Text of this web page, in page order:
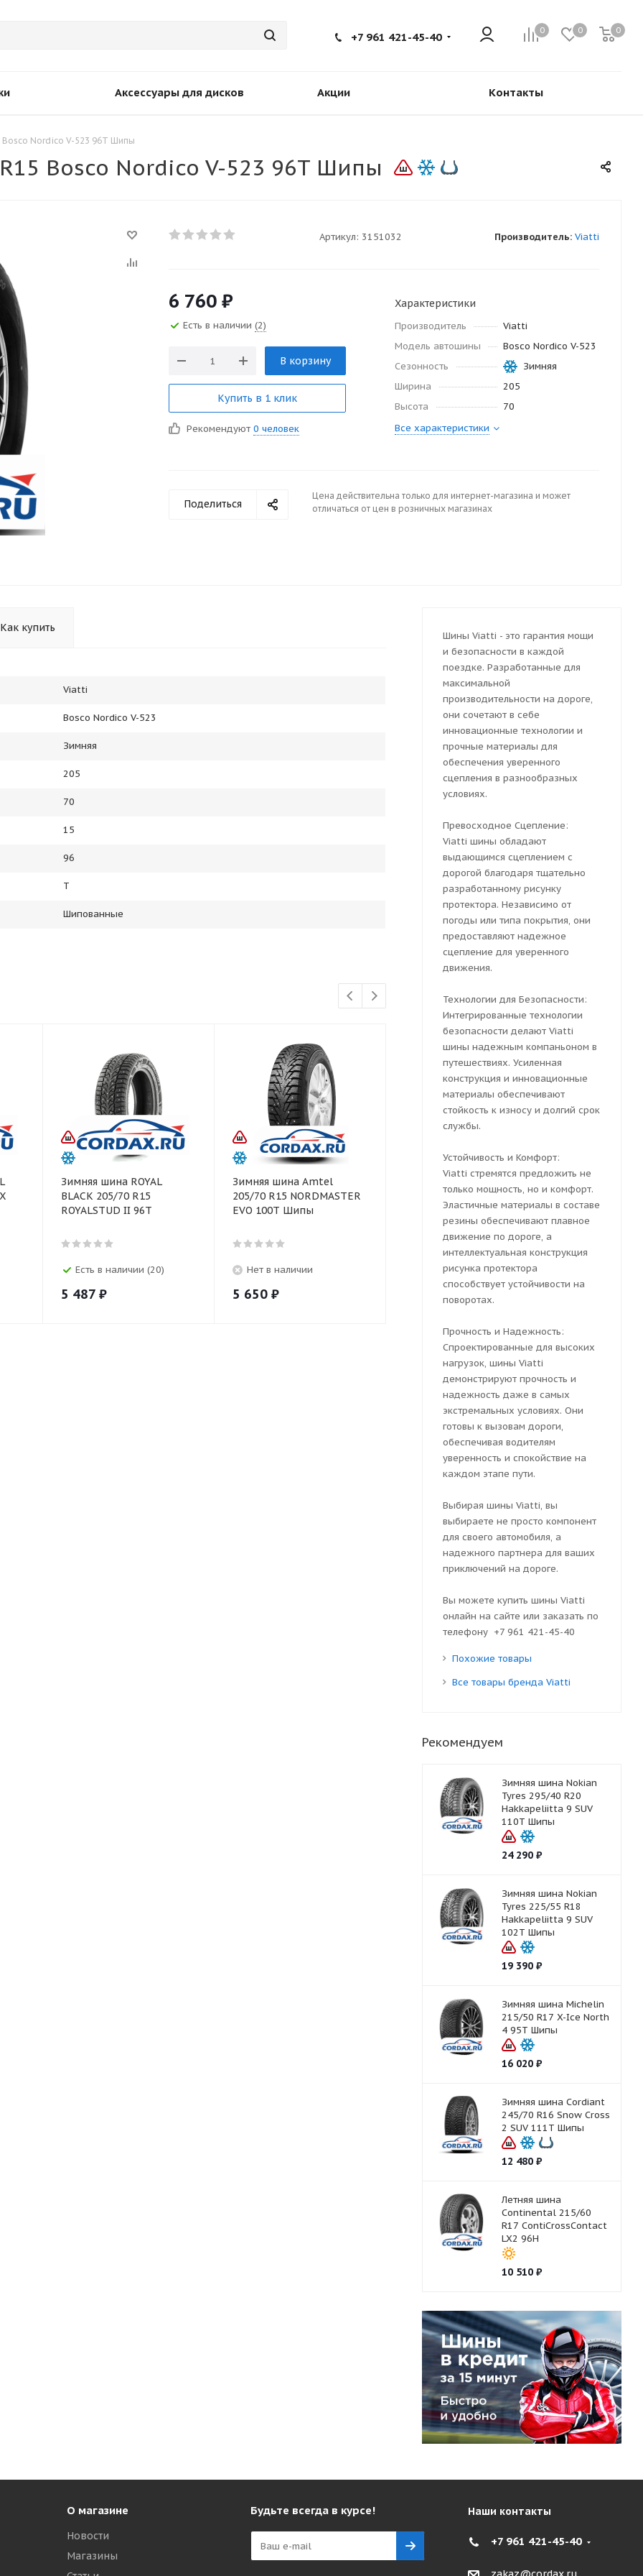
0 0 0
+7 961 421-45-40
Аксессуары для дисков Акции Контакты
Nordico V-523 96T Шипы
Bosco Nordico V-523 96T Шипы
Артикул: 3151032 Производитель: Viatti
6 760 ₽
Есть в наличии (2)
В корзину
Купить в 1 клик
Рекомендуют 0 человек
Характеристики
Производитель
Viatti
Модель автошины
Bosco Nordico V-523
Сезонность
Зимняя
Ширина
205
Высота
70
Все характеристики
Поделиться
Цена действительна только для интернет-магазина и может
отличаться от цен в розничных магазинах
Как купить
Viatti
Bosco Nordico V-523
Зимняя
205
70
15
96
T
Шипованные
Зимняя шина ROYAL
BLACK 205/70 R15
ROYALSTUD II 96T
Есть в наличии (20)
5 487 ₽
Зимняя шина Amtel
205/70 R15 NORDMASTER
EVO 100T Шипы
Нет в наличии
5 650 ₽
Зимняя шина CORDIANT
205/70 R15
SNOW_CROSS_2_SUV 100T
Есть в наличии (1)
₽
205/70 R15
Шины Viatti - это гарантия мощи
и безопасности в каждой
поездке. Разработанные для
максимальной
производительности на дороге,
они сочетают в себе
инновационные технологии и
прочные материалы для
обеспечения уверенного
сцепления в разнообразных
условиях.
Превосходное Сцепление:
Viatti шины обладают
выдающимся сцеплением с
дорогой благодаря тщательно
разработанному рисунку
протектора. Независимо от
погоды или типа покрытия, они
предоставляют надежное
сцепление для уверенного
движения.
Технологии для Безопасности:
Интегрированные технологии
безопасности делают Viatti
шины надежным компаньоном в
путешествиях. Усиленная
конструкция и инновационные
материалы обеспечивают
стойкость к износу и долгий срок
службы.
Устойчивость и Комфорт:
Viatti стремятся предложить не
только мощность, но и комфорт.
Эластичные материалы в составе
резины обеспечивают плавное
движение по дороге, а
интеллектуальная конструкция
рисунка протектора
способствует устойчивости на
поворотах.
Прочность и Надежность:
Спроектированные для высоких
нагрузок, шины Viatti
демонстрируют прочность и
надежность даже в самых
экстремальных условиях. Они
готовы к вызовам дороги,
обеспечивая водителям
уверенность и спокойствие на
каждом этапе пути.
Выбирая шины Viatti, вы
выбираете не просто компонент
для своего автомобиля, а
надежного партнера для ваших
приключений на дороге.
Вы можете купить шины Viatti
онлайн на сайте или заказать по
телефону +7 961 421-45-40
Похожие товары
Все товары бренда Viatti
Рекомендуем
Зимняя шина Nokian
Tyres 295/40 R20
Hakkapeliitta 9 SUV
110T Шипы
24 290₽
Зимняя шина Nokian
Tyres 225/55 R18
Hakkapeliitta 9 SUV
102T Шипы
19 390₽
Зимняя шина Michelin
215/50 R17 X-Ice North
4 95T Шипы
16 020₽
Зимняя шина Cordiant
245/70 R16 Snow Cross
2 SUV 111T Шипы
12 480₽
Летняя шина
Continental 215/60
R17 ContiCrossContact
LX2 96H
10 510₽
О магазине
Новости
Магазины
Будьте всегда в курсе! Наши контакты
+7 961 421-45-40